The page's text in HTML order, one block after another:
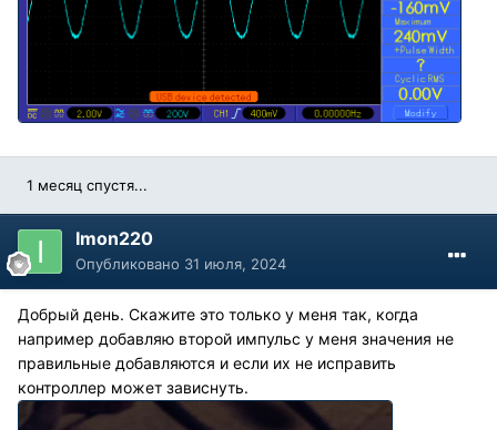
1 месяц спустя...
Imon220
Опубликовано 31 июля, 2024
Добрый день. Скажите это только у меня так, когда
например добавляю второй импульс у меня значения не
правильные добавляются и если их не исправить
контроллер может зависнуть.